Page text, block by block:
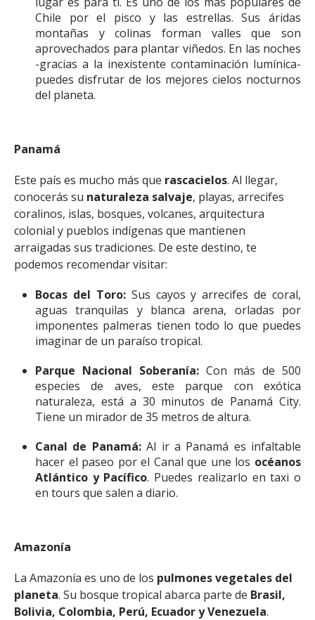
Chile por el pisco y las estrellas. Sus áridas
montañas y colinas forman valles que son
aprovechados para plantar viñedos. En las noches
-gracias a la inexistente contaminación lumínica-
puedes disfrutar de los mejores cielos nocturnos
del planeta.
Panamá
Este país es mucho más que rascacielos. Al llegar,
conocerás su naturaleza salvaje, playas, arrecifes
coralinos, islas, bosques, volcanes, arquitectura
colonial y pueblos indígenas que mantienen
arraigadas sus tradiciones. De este destino, te
podemos recomendar visitar:
Bocas del Toro:Sus cayos y arrecifes de coral,
aguas tranquilas y blanca arena, orladas por
imponentes palmeras tienen todo lo que puedes
imaginar de un paraíso tropical.
Parque Nacional Soberanía:Con más de 500
especies de aves, este parque con exótica
naturaleza, está a 30 minutos de Panamá City.
Tiene un mirador de 35 metros de altura.
Canal de Panamá:Al ir a Panamá es infaltable
hacer el paseo por el Canal que une los océanos
Atlántico y Pacífico. Puedes realizarlo en taxi o
en tours que salen a diario.
Amazonía
La Amazonía es uno de los pulmones vegetales del
planeta. Su bosque tropical abarca parte de Brasil,
Bolivia, Colombia, Perú, Ecuador y Venezuela.